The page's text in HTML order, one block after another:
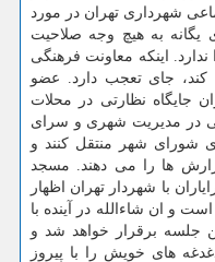
شهرداری تهران در مورد
یگانه به هیچ وجه صلاحیت
ندارد. اینکه معاونت فرهنگی
جای تعجب دارد. عضو
جایگاه نظارتی در محلات
در مدیریت شهری و سرای
شورای شهر منتقل کنند و
ها را می دهند. مسجد
با شهردار تهران اظهار
و ان شاءالله در آینده با
جلسه برقرار خواهد شد و
های خویش را با پیروز